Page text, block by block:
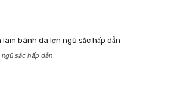
sắc hấp dẫn